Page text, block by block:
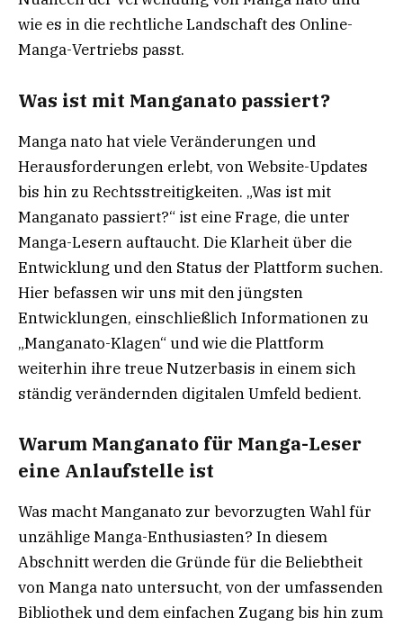
wie es in die rechtliche Landschaft des Online-
Manga-Vertriebs passt.
Was ist mit Manganato passiert?
Manga nato hat viele Veränderungen und
Herausforderungen erlebt, von Website-Updates
bis hin zu Rechtsstreitigkeiten. „Was ist mit
Manganato passiert?“ ist eine Frage, die unter
Manga-Lesern auftaucht. Die Klarheit über die
Entwicklung und den Status der Plattform suchen.
Hier befassen wir uns mit den jüngsten
Entwicklungen, einschließlich Informationen zu
„Manganato-Klagen“ und wie die Plattform
weiterhin ihre treue Nutzerbasis in einem sich
ständig verändernden digitalen Umfeld bedient.
Warum Manganato für Manga-Leser
eine Anlaufstelle ist
Was macht Manganato zur bevorzugten Wahl für
unzählige Manga-Enthusiasten? In diesem
Abschnitt werden die Gründe für die Beliebtheit
von Manga nato untersucht, von der umfassenden
Bibliothek und dem einfachen Zugang bis hin zum